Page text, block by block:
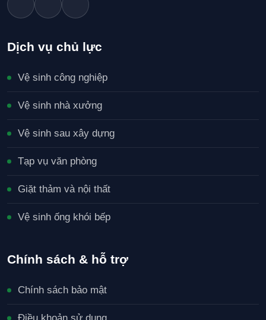
Dịch vụ chủ lực
Vệ sinh công nghiệp
Vệ sinh nhà xưởng
Vệ sinh sau xây dựng
Tạp vụ văn phòng
Giặt thảm và nội thất
Vệ sinh ống khói bếp
Chính sách & hỗ trợ
Chính sách bảo mật